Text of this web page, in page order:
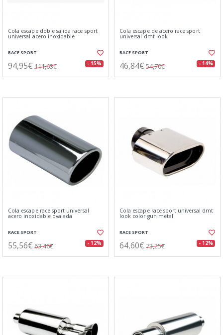
Cola escape doble salida race sport
universal acero inoxidable
RACE SPORT
94,95€ 111,63€ - 15%
Cola escape de acero race sport
universal dmt look
RACE SPORT
46,84€ 54,70€ - 14%
Cola escape race sport universal
acero inoxidable ovalada
RACE SPORT
55,56€ 63,46€ - 12%
Cola escape race sport universal dmt
look color gun metal
RACE SPORT
64,60€ 73,25€ - 12%